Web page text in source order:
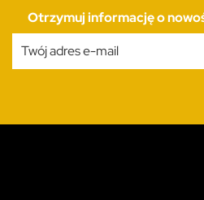
Otrzymuj informację o